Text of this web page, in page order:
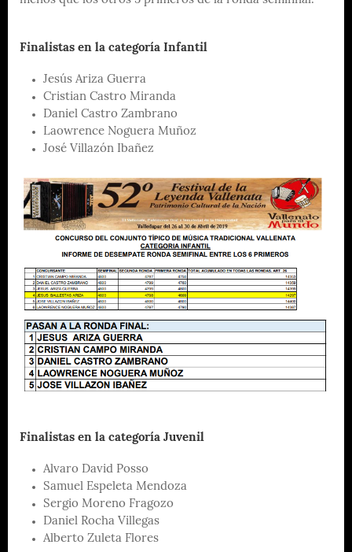
Finalistas en la categoría Infantil
Jesús Ariza Guerra
Cristian Castro Miranda
Daniel Castro Zambrano
Laowrence Noguera Muñoz
José Villazón Ibañez
Finalistas en la categoría Juvenil
Alvaro David Posso
Samuel Espeleta Mendoza
Sergio Moreno Fragozo
Daniel Rocha Villegas
Alberto Zuleta Flores